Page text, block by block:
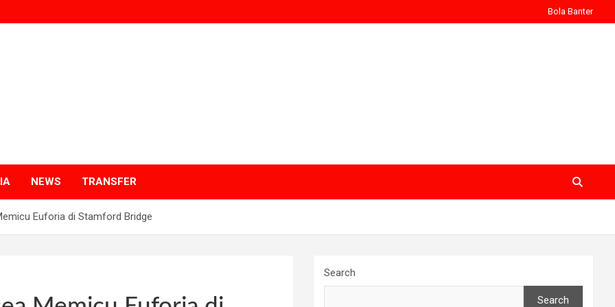
Bola Banter
NEWS TRANSFER
Euforia di Stamford Bridge
Search
Search